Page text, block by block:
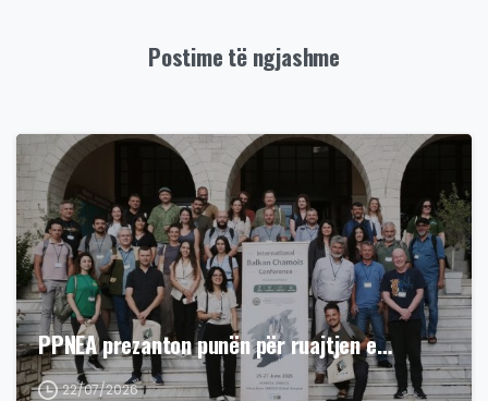
Postime të ngjashme
PPNEA prezanton punën për ruajtjen e…
22/07/2026